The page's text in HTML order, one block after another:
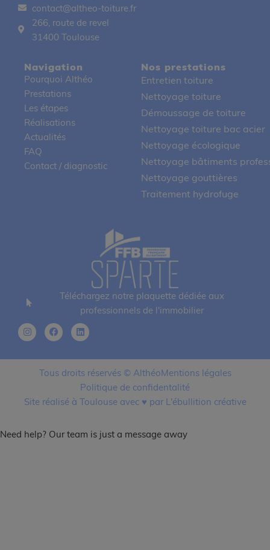
contact@altheo-toiture.fr
266, route de revel
31400 Toulouse
Nos prestations
Entretien toiture
Nettoyage toiture
Démoussage de toiture
Nettoyage toiture bac acier
Nettoyage écologique
Nettoyage bâtiments
Nettoyage gouttières
Traitement hydrofuge
Navigation
Pourquoi Althéo
Prestations
Les étapes
Réalisations
Actualités
FAQ
Contact / diagnostic
Téléchargez notre plaquette dédiée aux
professionnels de l'immobilier
Tous droits réservés © AlthéoMentions légales
Politique de confidentalité
Site réalisé à Toulouse avec ♥ par L'ébullition créative
Need help? Our team is just a message away